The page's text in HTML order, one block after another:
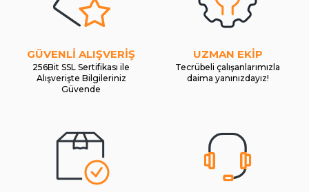
GÜVENLİ ALIŞVERİŞ
256Bit SSL Sertifikası ile
Alışverişte Bilgileriniz
Güvende
UZMAN EKİP
Tecrübeli çalışanlarımızla
daima yanınızdayız!